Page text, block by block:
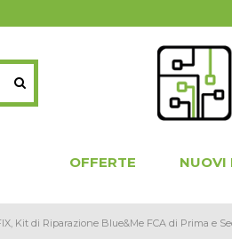
OFFERTE NUOVI
Kit di Riparazione Blue&Me FCA di Prima e